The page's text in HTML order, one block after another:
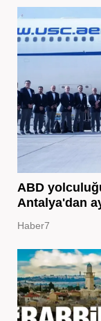
ABD
Antalya'dan
Haber7